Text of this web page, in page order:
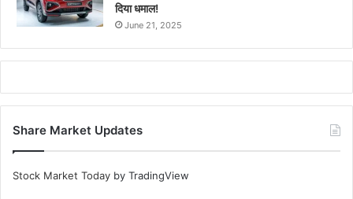
दिया धमाल!
June 21, 2025
Share Market Updates
Stock Market Today by TradingView